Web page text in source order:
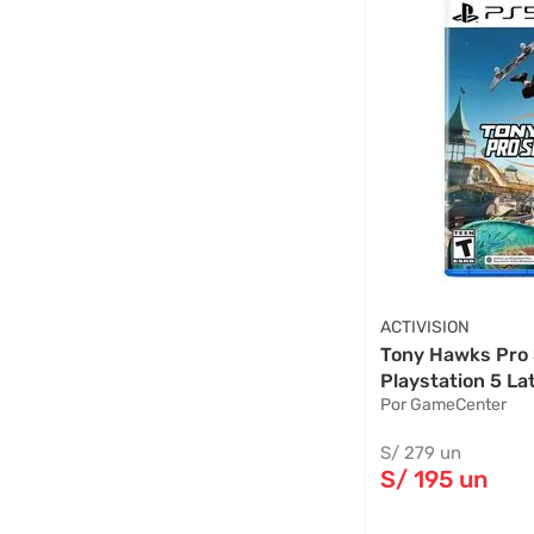
ACTIVISION
Tony Hawks
Playstation 5
Por GameCenter
S/279 un
S/195 un